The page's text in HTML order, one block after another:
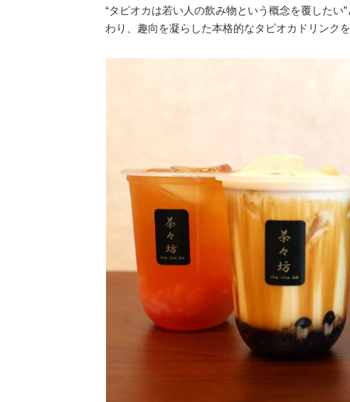
“タピオカは若い人の飲み物という概念を覆した
わり、趣向を凝らした本格的なタピオカドリンクを